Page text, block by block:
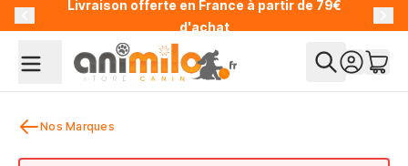
Allez au contenuLivraison offerte en France à partir de 79€
d'achat
Nos Marques